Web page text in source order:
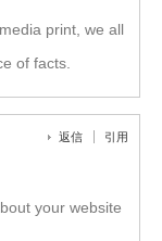
print, we all
of facts.
返信 引用
your website